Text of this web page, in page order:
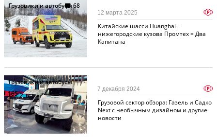
Грузовики и автобусы68
Китайские шасси Huanghai +
нижегородские кузова Промтех = Два
Капитана
12 марта 2025 p
Грузовики и автобусы
165
Грузовой сектор обзора: Газель и Садко
Next с необычным дизайном и другие
новости
7 декабря 2024 p